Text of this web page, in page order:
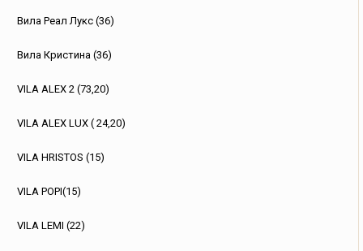
Вила Реал Лукс (36)
Вила Кристина (36)
VILA ALEX 2 (73,20)
VILA ALEX LUX ( 24,20)
VILA HRISTOS (15)
VILA POPI(15)
VILA LEMI (22)